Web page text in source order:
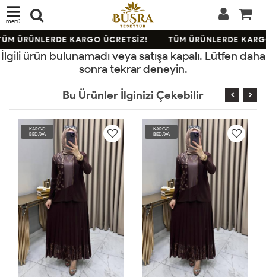
menü
ÜRÜNLERDE KARGO ÜCRETSİZ! TÜM ÜRÜNLERDE
İlgili ürün bulunamadı veya satışa kapalı. Lütfen daha
sonra tekrar deneyin.
Bu Ürünler İlginizi Çekebilir
KARGO
BEDAVA
KARGO
BEDAVA